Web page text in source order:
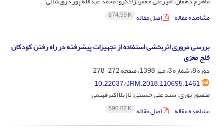
مشاهده مقاله
اصل مقاله 674.59 K
بررسی مروری اثربخشی استفاده از تجهیزات پیشرفته در راه رفتن کودکان
فلج مغزی
دوره 8، شماره 3، مهر 1398، صفحه
272-278
10.22037/JRM.2018.110695.1461
منصور نوری؛ سید علی حسینی؛ نازیلا اکبرفهیمی
مشاهده مقاله
اصل مقاله 590.02 K